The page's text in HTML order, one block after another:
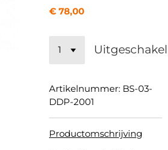
€ 78,00
Artikelnummer: BS-03-
DDP-2001
Productomschrijving